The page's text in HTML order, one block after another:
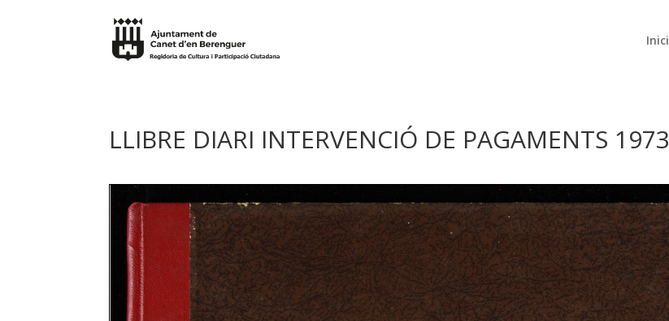
Inici
LLIBRE DIARI INTERVENCIÓ DE PAGAMENTS 1973